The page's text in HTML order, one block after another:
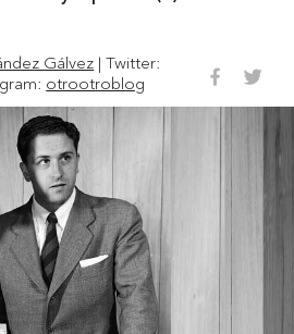
Gálvez | Twitter:
otrootroblog